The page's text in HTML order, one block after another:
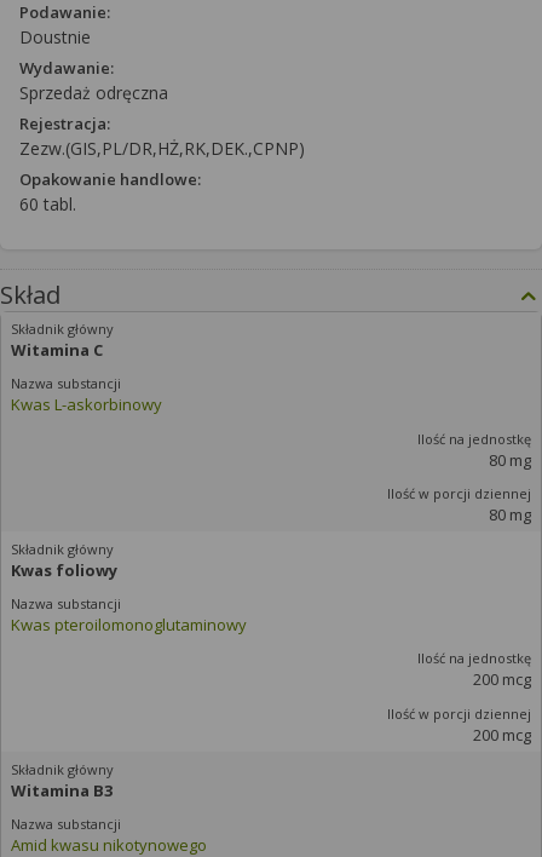
Podawanie:
Doustnie
Wydawanie:
Sprzedaż odręczna
Rejestracja:
Zezw.(GIS,PL/DR,HŻ,RK,DEK.,CPNP)
Opakowanie handlowe:
60 tabl.
Skład
Witamina C
Kwas L-askorbinowy
80 mg
80 mg
Kwas foliowy
Kwas pteroilomonoglutaminowy
200 mcg
200 mcg
Witamina B3
Amid kwasu nikotynowego